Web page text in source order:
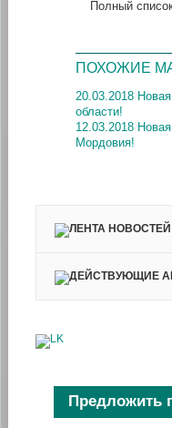
Полный
ПОХОЖИЕ
20.03.2018
области!
12.03.2018
Мордовия!
Предложить